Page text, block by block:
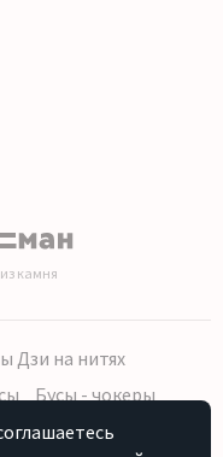
камня
Дзи на нитях
Бусы - чокеры
браслет, серьги)